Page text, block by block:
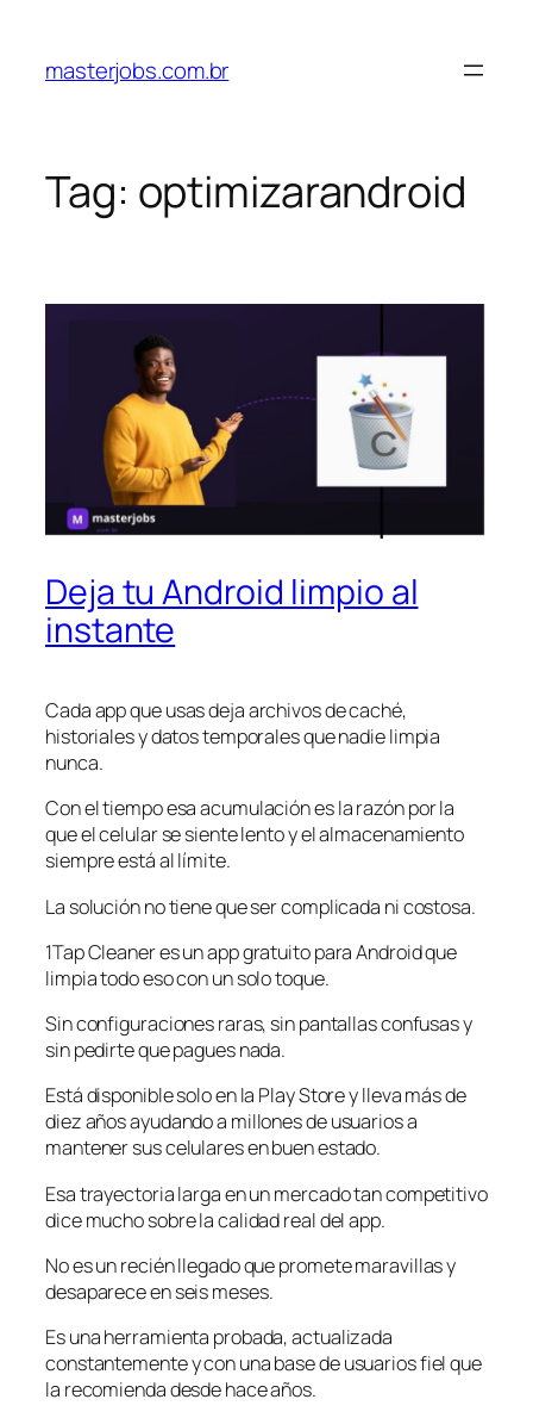
masterjobs.com.br
Tag: optimizarandroid
Deja tu Android limpio al
instante
Cada app que usas deja archivos de caché,
historiales y datos temporales que nadie limpia
nunca.
Con el tiempo esa acumulación es la razón por la
que el celular se siente lento y el almacenamiento
siempre está al límite.
La solución no tiene que ser complicada ni costosa.
1Tap Cleaner es un app gratuito para Android que
limpia todo eso con un solo toque.
Sin configuraciones raras, sin pantallas confusas y
sin pedirte que pagues nada.
Está disponible solo en la Play Store y lleva más de
diez años ayudando a millones de usuarios a
mantener sus celulares en buen estado.
Esa trayectoria larga en un mercado tan competitivo
dice mucho sobre la calidad real del app.
No es un recién llegado que promete maravillas y
desaparece en seis meses.
Es una herramienta probada, actualizada
constantemente y con una base de usuarios fiel que
la recomienda desde hace años.